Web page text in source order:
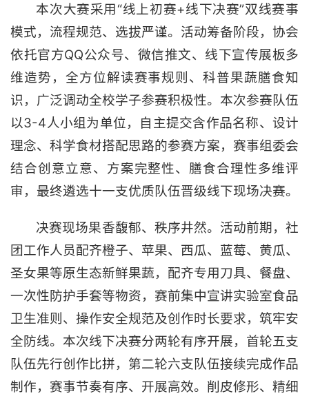
本次大赛采用“线上初赛+线下决赛”双线赛事
模式，流程规范、选拔严谨。活动筹备阶段，协会
依托官方QQ公众号、微信推文、线下宣传展板多
维造势，全方位解读赛事规则、科普果蔬膳食知
识，广泛调动全校学子参赛积极性。本次参赛队伍
以3-4人小组为单位，自主提交含作品名称、设计
理念、科学食材搭配思路的参赛方案，赛事组委会
结合创意立意、方案完整性、膳食合理性多维评
审，最终遴选十一支优质队伍晋级线下现场决赛。
决赛现场果香馥郁、秩序井然。活动前期，社
团工作人员配齐橙子、苹果、西瓜、蓝莓、黄瓜、
圣女果等原生态新鲜果蔬，配齐专用刀具、餐盘、
一次性防护手套等物资，赛前集中宣讲实验室食品
卫生准则、操作安全规范及创作时长要求，筑牢安
全防线。本次线下决赛分两轮有序开展，首轮五支
队伍先行创作比拼，第二轮六支队伍接续完成作品
制作，赛事节奏有序、开展高效。削皮修形、精细